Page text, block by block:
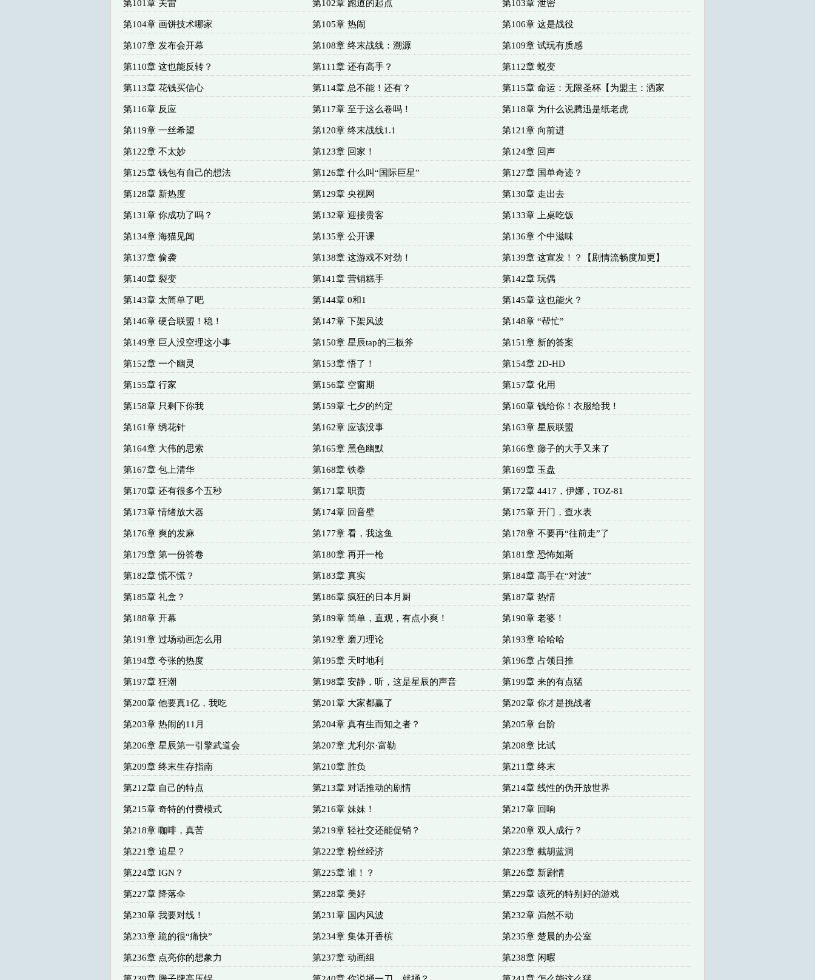
第101章 关雷 第102章 跑道的起点 第103章 泄密
第104章 画饼技术哪家 第105章 热闹 第106章 这是战役
第107章 发布会开幕 第108章 终末战线：溯源 第109章 试玩有质感
第110章 这也能反转？ 第111章 还有高手？ 第112章 蜕变
第113章 花钱买信心 第114章 总不能！还有？ 第115章 命运：无限圣杯【为盟主：洒家
第116章 反应 第117章 至于这么卷吗！ 第118章 为什么说腾迅是纸老虎
第119章 一丝希望 第120章 终末战线1.1 第121章 向前进
第122章 不太妙 第123章 回家！ 第124章 回声
第125章 钱包有自己的想法 第126章 什么叫“国际巨星” 第127章 国单奇迹？
第128章 新热度 第129章 央视网 第130章 走出去
第131章 你成功了吗？ 第132章 迎接贵客 第133章 上桌吃饭
第134章 海猫见闻 第135章 公开课 第136章 个中滋味
第137章 偷袭 第138章 这游戏不对劲！ 第139章 这宣发！？【剧情流畅度加更】
第140章 裂变 第141章 营销糕手 第142章 玩偶
第143章 太简单了吧 第144章 0和1 第145章 这也能火？
第146章 硬合联盟！稳！ 第147章 下架风波 第148章 “帮忙”
第149章 巨人没空理这小事 第150章 星辰tap的三板斧 第151章 新的答案
第152章 一个幽灵 第153章 悟了！ 第154章 2D-HD
第155章 行家 第156章 空窗期 第157章 化用
第158章 只剩下你我 第159章 七夕的约定 第160章 钱给你！衣服给我！
第161章 绣花针 第162章 应该没事 第163章 星辰联盟
第164章 大伟的思索 第165章 黑色幽默 第166章 藤子的大手又来了
第167章 包上清华 第168章 铁拳 第169章 玉盘
第170章 还有很多个五秒 第171章 职责 第172章 4417，伊娜，TOZ-81
第173章 情绪放大器 第174章 回音壁 第175章 开门，查水表
第176章 爽的发麻 第177章 看，我这鱼 第178章 不要再“往前走”了
第179章 第一份答卷 第180章 再开一枪 第181章 恐怖如斯
第182章 慌不慌？ 第183章 真实 第184章 高手在“对波”
第185章 礼盒？ 第186章 疯狂的日本月厨 第187章 热情
第188章 开幕 第189章 简单，直观，有点小爽！ 第190章 老婆！
第191章 过场动画怎么用 第192章 磨刀理论 第193章 哈哈哈
第194章 夸张的热度 第195章 天时地利 第196章 占领日推
第197章 狂潮 第198章 安静，听，这是星辰的声音 第199章 来的有点猛
第200章 他要真1亿，我吃 第201章 大家都赢了 第202章 你才是挑战者
第203章 热闹的11月 第204章 真有生而知之者？ 第205章 台阶
第206章 星辰第一引擎武道会 第207章 尤利尔·富勒 第208章 比试
第209章 终末生存指南 第210章 胜负 第211章 终末
第212章 自己的特点 第213章 对话推动的剧情 第214章 线性的伪开放世界
第215章 奇特的付费模式 第216章 妹妹！ 第217章 回响
第218章 咖啡，真苦 第219章 轻社交还能促销？ 第220章 双人成行？
第221章 追星？ 第222章 粉丝经济 第223章 截胡蓝洞
第224章 IGN？ 第225章 谁！？ 第226章 新剧情
第227章 降落伞 第228章 美好 第229章 该死的特别好的游戏
第230章 我要对线！ 第231章 国内风波 第232章 岿然不动
第233章 跪的很“痛快” 第234章 集体开香槟 第235章 楚晨的办公室
第236章 点亮你的想象力 第237章 动画组 第238章 闲暇